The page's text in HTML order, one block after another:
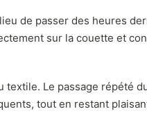
de passer des heures
sur la couette et
Le passage répété
tout en restant